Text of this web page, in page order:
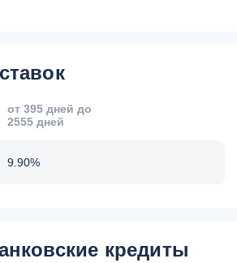
от 395 дней до
2555 дней
9.90%
кредиты